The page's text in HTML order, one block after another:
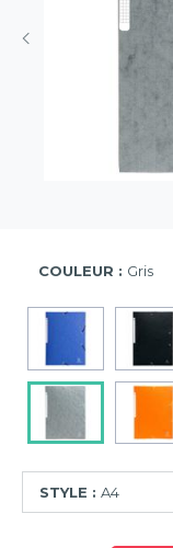
COULEUR : Gris
STYLE : A4